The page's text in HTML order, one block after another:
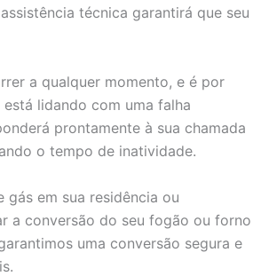
técnica garantirá que seu
a qualquer momento, e é por
lidando com uma falha
prontamente à sua chamada
o tempo de inatividade.
em sua residência ou
a conversão do seu fogão ou forno
uma conversão segura e